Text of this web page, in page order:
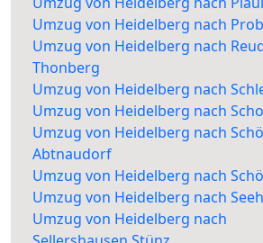
Umzug von Heidelberg nach
Umzug von Heidelberg nach
Thonberg
Umzug von Heidelberg nach
Umzug von Heidelberg nach
Umzug von Heidelberg nach
Abtnaudorf
Umzug von Heidelberg nach
Umzug von Heidelberg nach
Umzug von Heidelberg nach